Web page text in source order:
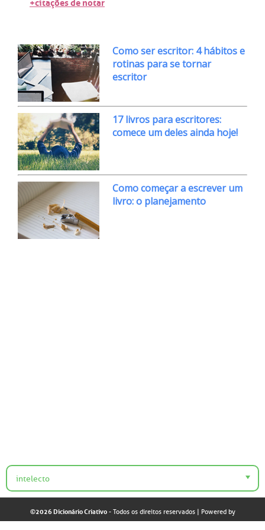
Como ser escritor: 4 hábitos e
rotinas para se tornar
escritor
17 livros para escritores:
comece um deles ainda hoje!
Como começar a escrever um
livro: o planejamento
©2026 Dicionário Criativo- Todos os direitos reservados| Powered by
intelecto